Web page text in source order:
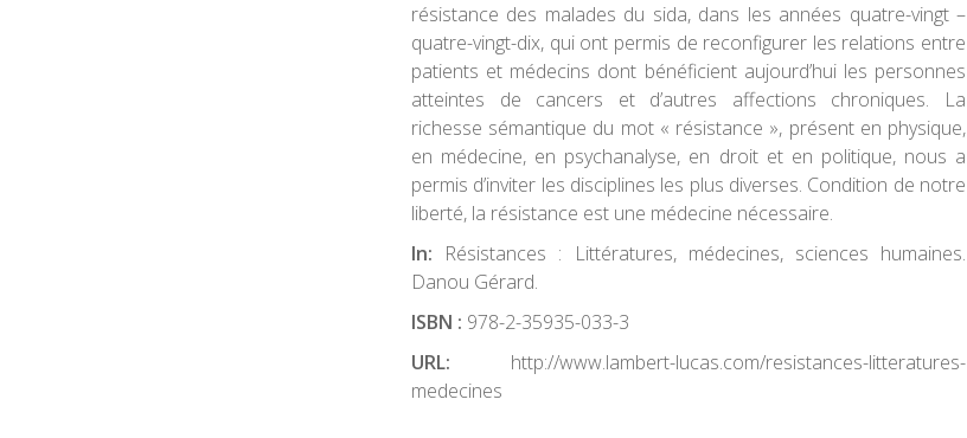
résistance des malades du sida, dans les années quatre-vingt –
quatre-vingt-dix, qui ont permis de reconfigurer les relations entre
patients et médecins dont bénéficient aujourd’hui les personnes
atteintes de cancers et d’autres affections chroniques. La
richesse sémantique du mot « résistance », présent en physique,
en médecine, en psychanalyse, en droit et en politique, nous a
permis d’inviter les disciplines les plus diverses. Condition de notre
liberté, la résistance est une médecine nécessaire.
In: Résistances : Littératures, médecines, sciences humaines.
Danou Gérard.
ISBN : 978-2-35935-033-3
URL: http://www.lambert-lucas.com/resistances-litteratures-
medecines